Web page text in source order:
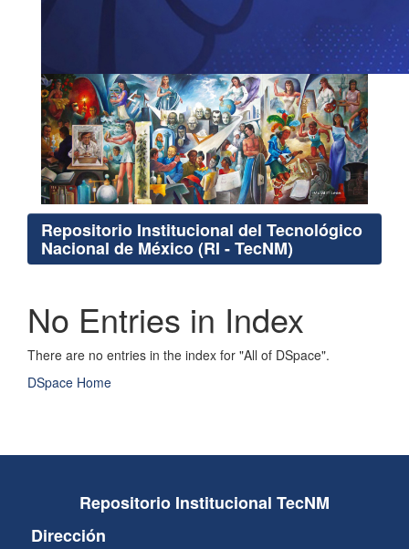
Repositorio Institucional del Tecnológico
Nacional de México (RI - TecNM)
No Entries in Index
There are no entries in the index for "All of DSpace".
DSpace Home
Repositorio Institucional TecNM
Dirección